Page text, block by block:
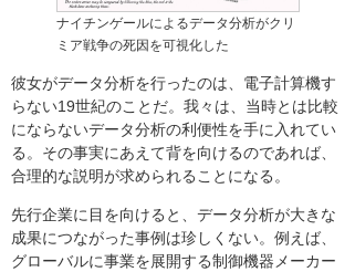
ナイチンゲールによるデータ分析がクリ
ミア戦争の死因を可視化した
彼女がデータ分析を行ったのは、電子計算機す
らない19世紀のことだ。我々は、当時とは比較
にならないデータ分析の利便性を手に入れてい
る。その事実にあえて背を向けるのであれば、
合理的な説明が求められることになる。
先行企業に目を向けると、データ分析が大きな
成果につながった事例は珍しくない。例えば、
グローバルに事業を展開する制御機器メーカー